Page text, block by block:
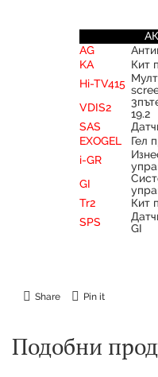
AG
KA
Кит
Hi-TV415
VDIS2
19.2
SAS
EXOGEL
Гел
i-GR
GI
Tr2
Кит
SPS
GI
Share Pin it
Подобни